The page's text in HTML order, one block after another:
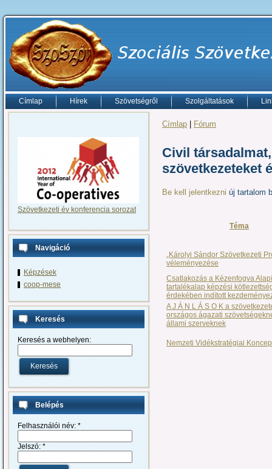
Címlap Hírek Szövetségről Szolgáltatások
Szövetkezeti év konferencia sorozat
Navigáció
Képzések
coop-mese
Keresés
Keresés a webhelyen:
Belépés
Felhasználói név: *
Jelszó: *
Címlap Fórum
Civil
szövetkezeteket
Be kell jelentkezni új tartalom
Téma
„Károlyi Sándor Szövetkezeti
véleményezése
Csatlakozás a Kézenfogva
tartalékalap képzési
érdekében indított
A J Á N L Á S O K a
országos ágazati
állami szerveknek
Nemzeti Vidékstratégiai